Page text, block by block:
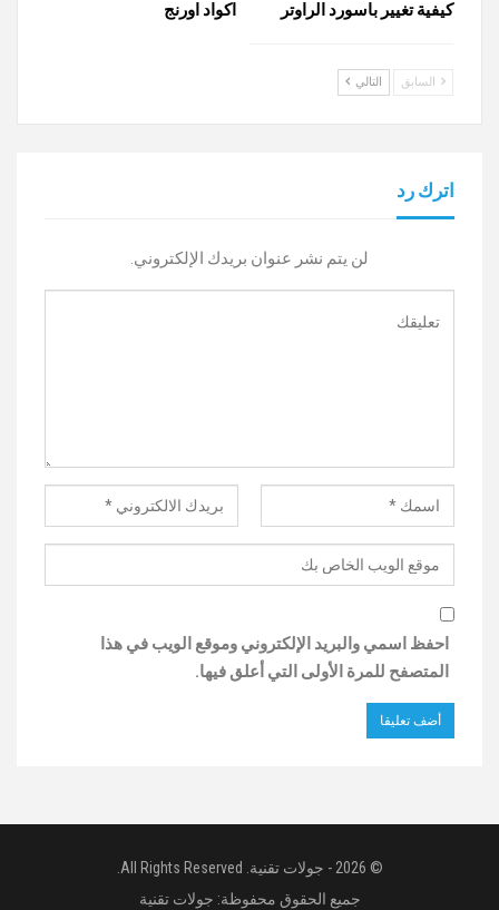
كيفية تغيير باسورد الراوتر اكواد اورنج
السابق التالي
اترك رد
لن يتم نشر عنوان بريدك الإلكتروني.
احفظ اسمي والبريد الإلكتروني وموقع الويب في هذا
المتصفح للمرة الأولى التي أعلق فيها.
© 2026 - جولات تقنية. All Rights Reserved.
جميع الحقوق محفوظة: جولات تقنية